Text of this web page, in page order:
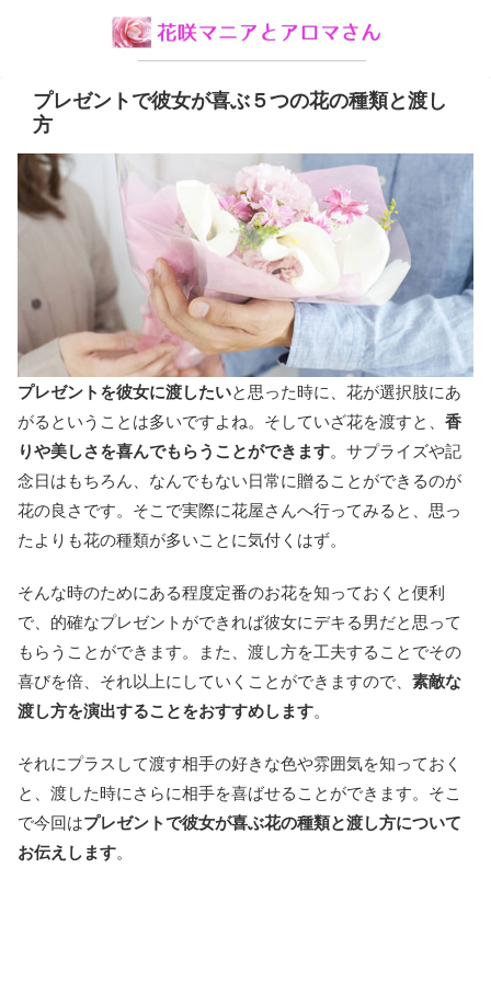
プレゼントで彼女が喜ぶ５つの花の種類と渡し
方
プレゼントを彼女に渡したいと思った時に、花が選択肢にあ
がるということは多いですよね。そしていざ花を渡すと、 香
りや美しさを喜んでもらうことができます。サプライズや記
念日はもちろん、なんでもない日常に贈ることができるのが
花の良さです。そこで実際に花屋さんへ行ってみると、思っ
たよりも花の種類が多いことに気付くはず。
そんな時のためにある程度定番のお花を知っておくと便利
で、的確なプレゼントができれば彼女にデキる男だと思って
もらうことができます。また、渡し方を工夫することでその
喜びを倍、それ以上にしていくことができますので、 素敵な
渡し方を演出することをおすすめします。
それにプラスして渡す相手の好きな色や雰囲気を知っておく
と、渡した時にさらに相手を喜ばせることができます。そこ
で今回はプレゼントで彼女が喜ぶ花の種類と渡し方について
お伝えします。